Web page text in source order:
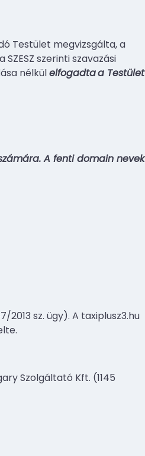
Testület megvizsgálta, a
szerinti szavazási
nélkülelfogadtaa Testület
A fenti domain nevek
2013 sz. ügy). A taxiplusz3.hu
Szolgáltató Kft. (1145